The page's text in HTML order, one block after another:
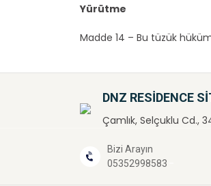
Yürütme
Madde 14 – Bu tüzük
DNZ RESİDENCE
Çamlık, Selçuklu Cd.,
Bizi Arayın
05352998583